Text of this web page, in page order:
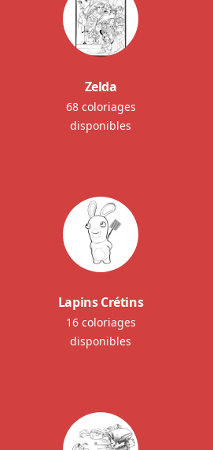
Zelda
68 coloriages
disponibles
Lapins Crétins
16 coloriages
disponibles